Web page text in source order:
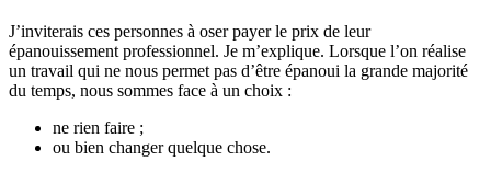
J’inviterais ces personnes à oser payer le prix de leur
épanouissement professionnel. Je m’explique. Lorsque l’on réalise
un travail qui ne nous permet pas d’être épanoui la grande majorité
du temps, nous sommes face à un choix :
ne rien faire ;
ou bien changer quelque chose.